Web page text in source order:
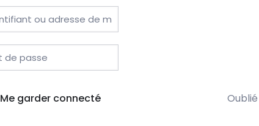
Me garder connecté